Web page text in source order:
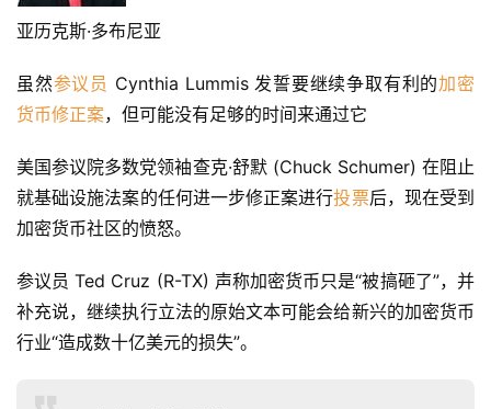
亚历克斯·多布尼亚
虽然参议员 Cynthia Lummis 发誓要继续争取有利的加密
货币修正案，但可能没有足够的时间来通过它
美国参议院多数党领袖查克·舒默 (Chuck Schumer) 在阻止
就基础设施法案的任何进一步修正案进行投票后，现在受到
加密货币社区的愤怒。
参议员 Ted Cruz (R-TX) 声称加密货币只是“被搞砸了”，并
补充说，继续执行立法的原始文本可能会给新兴的加密货币
行业“造成数十亿美元的损失”。